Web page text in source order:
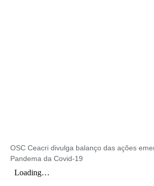
OSC Ceacri divulga balanço das ações
Pandema da Covid-19